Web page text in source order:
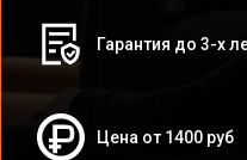
Гарантия до 3-х
Цена от 1400 руб